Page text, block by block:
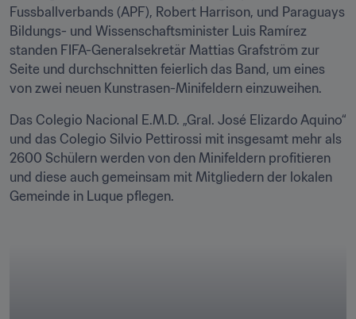
Fussballverbands (APF), Robert Harrison, und Paraguays
Bildungs- und Wissenschaftsminister Luis Ramírez
standen FIFA-Generalsekretär Mattias Grafström zur
Seite und durchschnitten feierlich das Band, um eines
von zwei neuen Kunstrasen-Minifeldern einzuweihen.
Das Colegio Nacional E.M.D. „Gral. José Elizardo Aquino“
und das Colegio Silvio Pettirossi mit insgesamt mehr als
2600 Schülern werden von den Minifeldern profitieren
und diese auch gemeinsam mit Mitgliedern der lokalen
Gemeinde in Luque pflegen.